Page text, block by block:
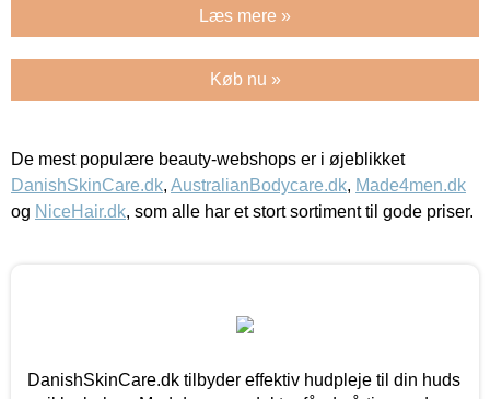
Læs mere »
Køb nu »
De mest populære beauty-webshops er i øjeblikket
DanishSkinCare.dk, AustralianBodycare.dk, Made4men.dk
og NiceHair.dk, som alle har et stort sortiment til gode priser.
DanishSkinCare.dk tilbyder effektiv hudpleje til din huds